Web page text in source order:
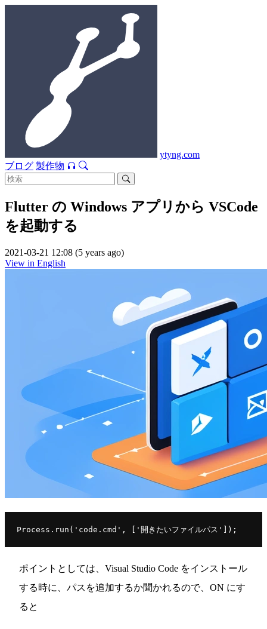
ytyng.com
ブログ 製作物
Flutter の Windows アプリから VSCode
を起動する
2021-03-21 12:08 (5 years ago)
View in English
Process. run ( 'code.cmd' , ['開きたいファイルパス']) ;
ポイントとしては、Visual Studio Code をインストール
する時に、パスを追加するか聞かれるので、ON にす
ると